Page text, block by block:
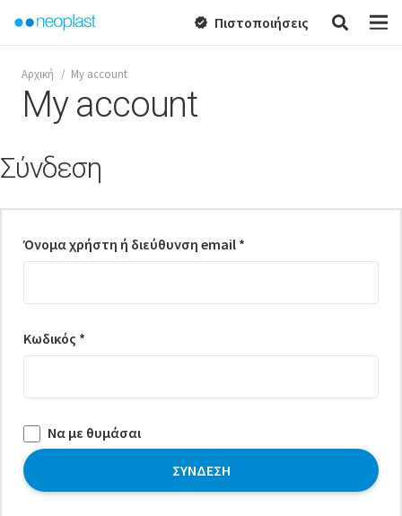
verified Πιστοποιήσεις
Αρχική / My account
My account
Σύνδεση
Όνομα χρήστη ή διεύθυνση email *
Κωδικός *
Να με θυμάσαι
ΣΎΝΔΕΣΗ